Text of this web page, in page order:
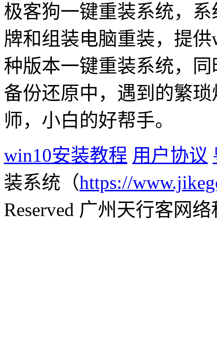
极客狗一键重装系统，
牌和组装电脑重装，提
种版本一键重装系统，
备份还原中，遇到的繁
师，小白的好帮手。
win10安装教程 用户协议
装系统（https://
Reserved 广州天行客网